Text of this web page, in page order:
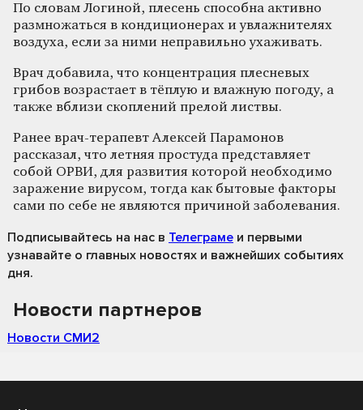
По словам Логиной, плесень способна активно
размножаться в кондиционерах и увлажнителях
воздуха, если за ними неправильно ухаживать.
Врач добавила, что концентрация плесневых
грибов возрастает в тёплую и влажную погоду, а
также вблизи скоплений прелой листвы.
Ранее врач-терапевт Алексей Парамонов
рассказал, что летняя простуда представляет
собой ОРВИ, для развития которой необходимо
заражение вирусом, тогда как бытовые факторы
сами по себе не являются причиной заболевания.
Подписывайтесь на нас в Телеграме и первыми
узнавайте о главных новостях и важнейших событиях
дня.
Новости партнеров
Новости СМИ2